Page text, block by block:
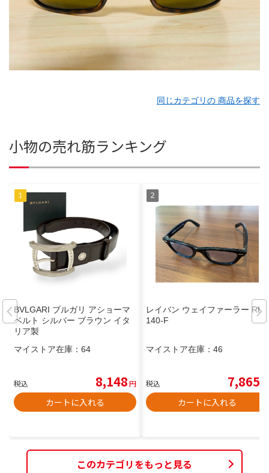
同じカテゴリの 商品を探す
小物の売れ筋ランキング
BVLGARI ブルガリ アショーマ
ベルト シルバー ブラウン イタ
リア製
マイストア在庫： 64
税込 8,148円
カートに入れる
レイバン ウェイファーラー RB2
140-F
マイストア在庫： 46
税込 7,865
カートに入れる
このカテゴリをもっと見る